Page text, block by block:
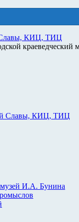
Славы, КИЦ, ТИЦ
краеведческий
И.А. Бунина